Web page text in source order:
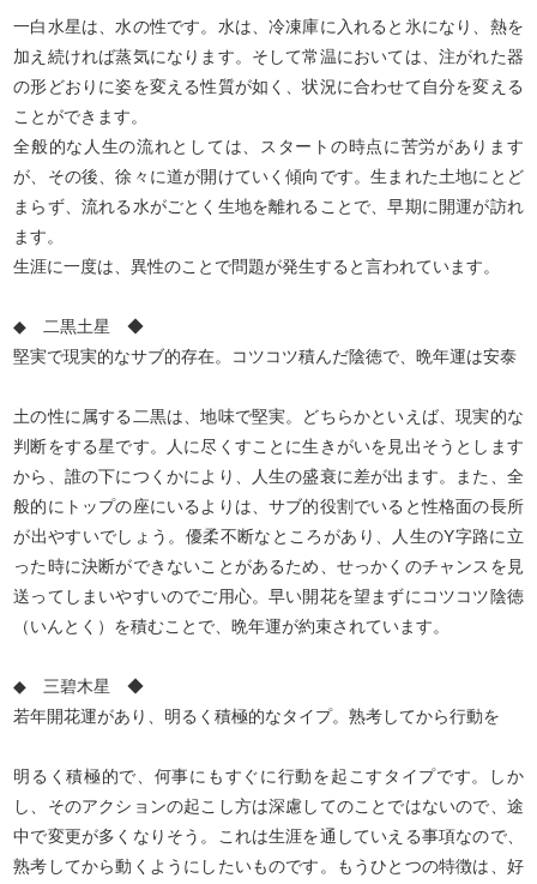
一白水星は、水の性です。水は、冷凍庫に入れると氷になり、熱を
加え続ければ蒸気になります。そして常温においては、注がれた器
の形どおりに姿を変える性質が如く、状況に合わせて自分を変える
ことができます。
全般的な人生の流れとしては、スタートの時点に苦労があります
が、その後、徐々に道が開けていく傾向です。生まれた土地にとど
まらず、流れる水がごとく生地を離れることで、早期に開運が訪れ
ます。
生涯に一度は、異性のことで問題が発生すると言われています。
◆ 二黒土星 ◆
堅実で現実的なサブ的存在。コツコツ積んだ陰徳で、晩年運は安泰
土の性に属する二黒は、地味で堅実。どちらかといえば、現実的な
判断をする星です。人に尽くすことに生きがいを見出そうとします
から、誰の下につくかにより、人生の盛衰に差が出ます。また、全
般的にトップの座にいるよりは、サブ的役割でいると性格面の長所
が出やすいでしょう。優柔不断なところがあり、人生のY字路に立
った時に決断ができないことがあるため、せっかくのチャンスを見
送ってしまいやすいのでご用心。早い開花を望まずにコツコツ陰徳
（いんとく）を積むことで、晩年運が約束されています。
◆ 三碧木星 ◆
若年開花運があり、明るく積極的なタイプ。熟考してから行動を
明るく積極的で、何事にもすぐに行動を起こすタイプです。しか
し、そのアクションの起こし方は深慮してのことではないので、途
中で変更が多くなりそう。これは生涯を通していえる事項なので、
熟考してから動くようにしたいものです。もうひとつの特徴は、好